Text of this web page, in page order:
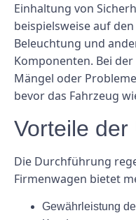
Einhaltung von
beispielsweise auf
Beleuchtung und
Komponenten. Bei
Mängel oder
bevor das Fahrzeug
Vorteile der
Die Durchführung
Firmenwagen bietet
Gewährleistung